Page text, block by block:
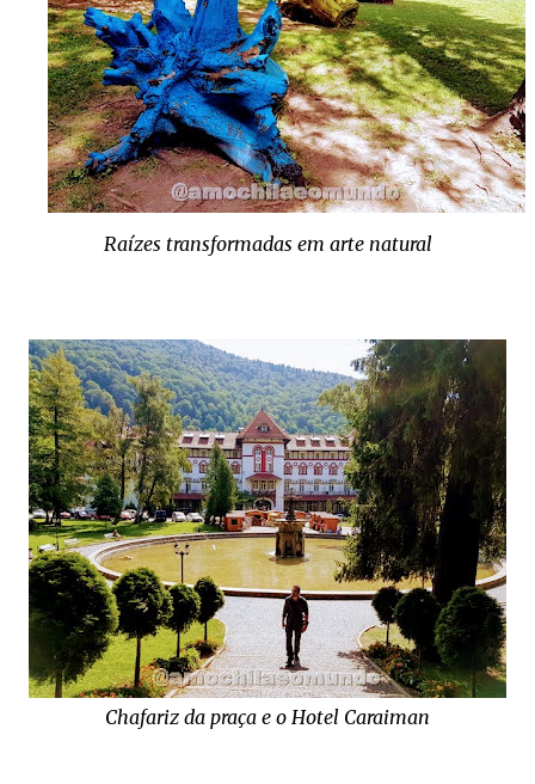
Raízes transformadas em arte natural
Chafariz da praça e o Hotel Caraiman